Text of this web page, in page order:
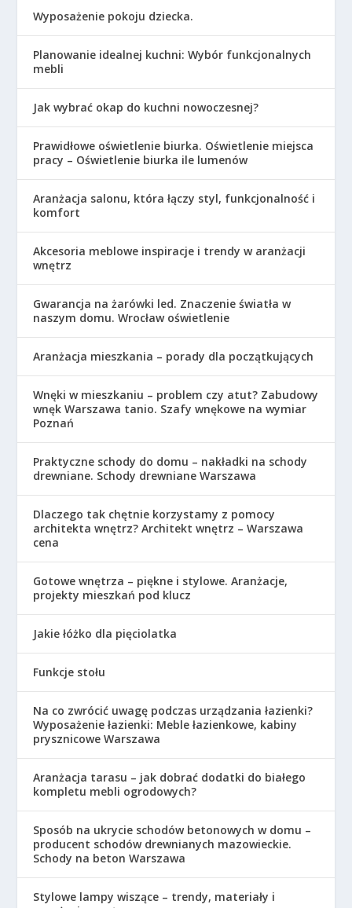
Wyposażenie pokoju dziecka.
Planowanie idealnej kuchni: Wybór funkcjonalnych
mebli
Jak wybrać okap do kuchni nowoczesnej?
Prawidłowe oświetlenie biurka. Oświetlenie miejsca
pracy – Oświetlenie biurka ile lumenów
Aranżacja salonu, która łączy styl, funkcjonalność i
komfort
Akcesoria meblowe inspiracje i trendy w aranżacji
wnętrz
Gwarancja na żarówki led. Znaczenie światła w
naszym domu. Wrocław oświetlenie
Aranżacja mieszkania – porady dla początkujących
Wnęki w mieszkaniu – problem czy atut? Zabudowy
wnęk Warszawa tanio. Szafy wnękowe na wymiar
Poznań
Praktyczne schody do domu – nakładki na schody
drewniane. Schody drewniane Warszawa
Dlaczego tak chętnie korzystamy z pomocy
architekta wnętrz? Architekt wnętrz – Warszawa
cena
Gotowe wnętrza – piękne i stylowe. Aranżacje,
projekty mieszkań pod klucz
Jakie łóżko dla pięciolatka
Funkcje stołu
Na co zwrócić uwagę podczas urządzania łazienki?
Wyposażenie łazienki: Meble łazienkowe, kabiny
prysznicowe Warszawa
Aranżacja tarasu – jak dobrać dodatki do białego
kompletu mebli ogrodowych?
Sposób na ukrycie schodów betonowych w domu –
producent schodów drewnianych mazowieckie.
Schody na beton Warszawa
Stylowe lampy wiszące – trendy, materiały i